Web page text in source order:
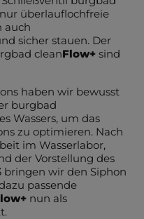
überlauflochfreie
auch
sicher stauen. Der
cleanFlow+ sind
haben wir bewusst
burgbad
Wassers, um das
zu optimieren. Nach
im Wasserlabor,
der Vorstellung des
bringen wir den Siphon
passende
nun als